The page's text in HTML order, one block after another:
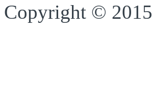
Copyright © 2015